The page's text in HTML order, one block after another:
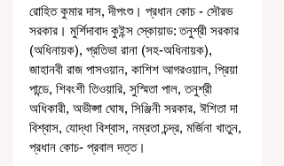
রোহিত কুমার দাস, দীপংশু। প্রধান কোচ - সৌরভ
সরকার। মুর্শিদাবাদ কুইন্স স্কোয়াড: তনুশ্রী সরকার
(অধিনায়ক), প্রতিভা রানা (সহ-অধিনায়ক),
জাহানবী রাজ পাসওয়ান, কাশিশ আগরওয়াল, প্রিয়া
পান্ডে, শিবংশী তিওয়ারি, সুস্মিতা পাল, তনুশ্রী
অধিকারী, অভীপ্সা ঘোষ, সিঞ্জিনী সরকার, ঈশিতা দা
বিশ্বাস, যোদ্ধা বিশ্বাস, নম্রতা চন্দ্র, মর্জিনা খাতুন,
প্রধান কোচ- প্রবাল দত্ত।